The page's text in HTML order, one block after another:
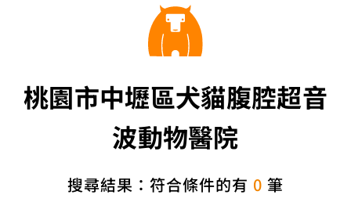
桃園市中壢區犬貓腹腔超音
波動物醫院
搜尋結果：符合條件的有 0 筆